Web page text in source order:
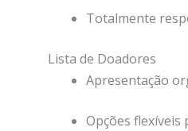
Totalmente
Lista de Doadores
Apresentação
Opções